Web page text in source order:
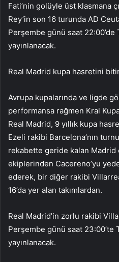
Fati’nin golüyle üst klasmana
Rey’in son 16 turunda AD
Perşembe günü saat 22:00’de
yayınlanacak.
Real Madrid kupa hasretini
Avrupa kupalarında ve ligde
performansa rağmen Kral
Real Madrid, 9 yıllık kupa
Ezeli rakibi Barcelona’nın
rekabette geride kalan
ekiplerinden Cacereno’yu
ederek, bir diğer rakibi
16’da yer alan takımlardan.
Real Madrid’in zorlu rakibi
Perşembe günü saat 23:00’te
yayınlanacak.